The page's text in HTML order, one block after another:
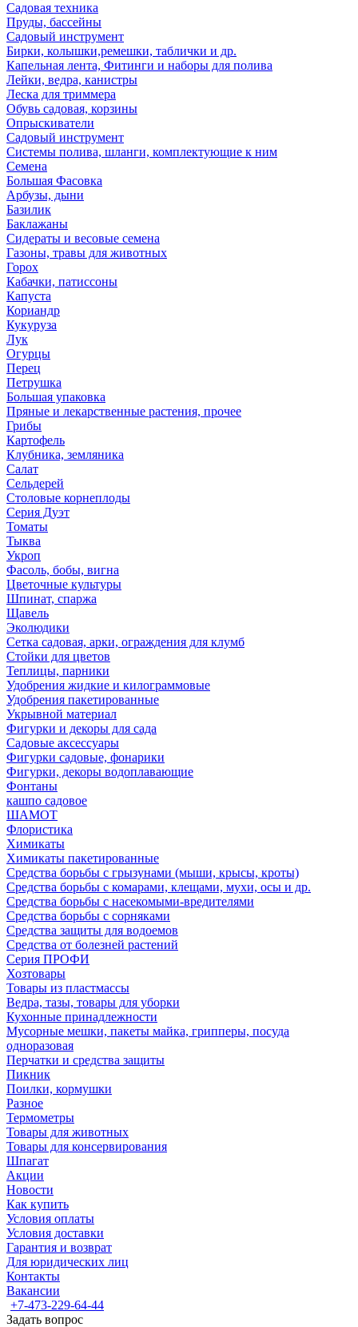
Садовая техника
Пруды, бассейны
Садовый инструмент
Бирки, колышки,ремешки, таблички и др.
Капельная лента, Фитинги и наборы для полива
Лейки, ведра, канистры
Леска для триммера
Обувь садовая, корзины
Опрыскиватели
Садовый инструмент
Системы полива, шланги, комплектующие к ним
Семена
Большая Фасовка
Арбузы, дыни
Базилик
Баклажаны
Сидераты и весовые семена
Газоны, травы для животных
Горох
Кабачки, патиссоны
Капуста
Кориандр
Кукуруза
Лук
Огурцы
Перец
Петрушка
Большая упаковка
Пряные и лекарственные растения, прочее
Грибы
Картофель
Клубника, земляника
Салат
Сельдерей
Столовые корнеплоды
Серия Дуэт
Томаты
Тыква
Укроп
Фасоль, бобы, вигна
Цветочные культуры
Шпинат, спаржа
Щавель
Эколюдики
Сетка садовая, арки, ограждения для клумб
Стойки для цветов
Теплицы, парники
Удобрения жидкие и килограммовые
Удобрения пакетированные
Укрывной материал
Фигурки и декоры для сада
Садовые аксессуары
Фигурки садовые, фонарики
Фигурки, декоры водоплавающие
Фонтаны
кашпо садовое
ШАМОТ
Флористика
Химикаты
Химикаты пакетированные
Средства борьбы с грызунами (мыши, крысы, кроты)
Средства борьбы с комарами, клещами, мухи, осы и др.
Средства борьбы с насекомыми-вредителями
Средства борьбы с сорняками
Средства защиты для водоемов
Средства от болезней растений
Серия ПРОФИ
Хозтовары
Товары из пластмассы
Ведра, тазы, товары для уборки
Кухонные принадлежности
Мусорные мешки, пакеты майка, грипперы, посуда
одноразовая
Перчатки и средства защиты
Пикник
Поилки, кормушки
Разное
Термометры
Товары для животных
Товары для консервирования
Шпагат
Акции
Новости
Как купить
Условия оплаты
Условия доставки
Гарантия и возврат
Для юридических лиц
Контакты
Вакансии
+7-473-229-64-44
Задать вопрос